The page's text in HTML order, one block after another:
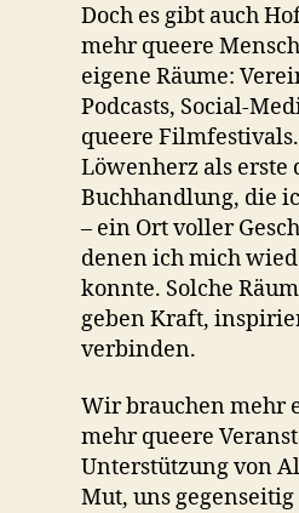
Doch es gibt auch
mehr queere
eigene Räume:
Podcasts, Social-
queere
Löwenherz als erste
Buchhandlung, die
– ein Ort voller
denen ich mich
konnte. Solche
geben Kraft,
verbinden.
Wir brauchen mehr
mehr queere
Unterstützung von
Mut, uns